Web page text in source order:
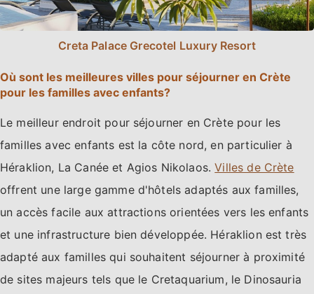
Creta Palace Grecotel Luxury Resort
Où sont les meilleures villes pour séjourner en Crète
pour les familles avec enfants?
Le meilleur endroit pour séjourner en Crète pour les
familles avec enfants est la côte nord, en particulier à
Héraklion, La Canée et Agios Nikolaos.Villes de Crète
offrent une large gamme d'hôtels adaptés aux familles,
un accès facile aux attractions orientées vers les enfants
et une infrastructure bien développée. Héraklion est très
adapté aux familles qui souhaitent séjourner à proximité
de sites majeurs tels que le Cretaquarium, le Dinosauria